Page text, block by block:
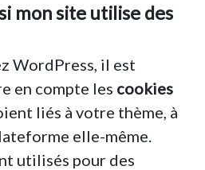
mon site utilise des
WordPress, il est
en compte les cookies
liés à votre thème, à
elle-même.
utilisés pour des